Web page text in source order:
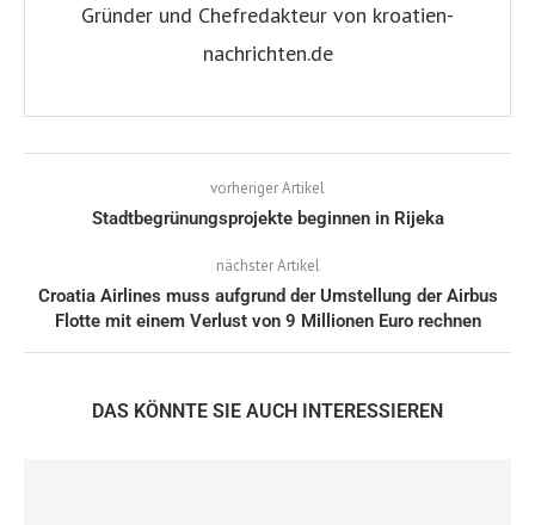
Gründer und Chefredakteur von kroatien-
nachrichten.de
vorheriger Artikel
Stadtbegrünungsprojekte beginnen in Rijeka
nächster Artikel
Croatia Airlines muss aufgrund der Umstellung der Airbus
Flotte mit einem Verlust von 9 Millionen Euro rechnen
DAS KÖNNTE SIE AUCH INTERESSIEREN